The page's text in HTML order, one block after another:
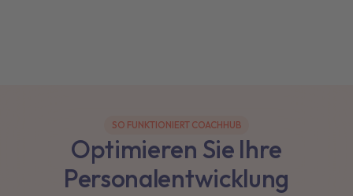
SO FUNKTIONIERT COACHHUB
Optimieren Sie Ihre
Personalentwicklung